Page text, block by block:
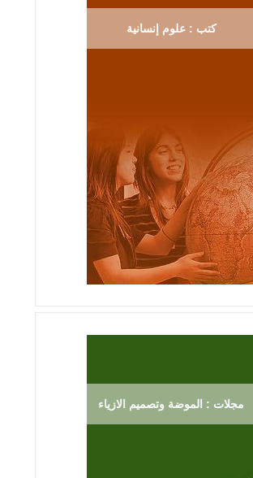
كتب : علوم إنسانية
مجلات : الموضة وتصميم الازياء